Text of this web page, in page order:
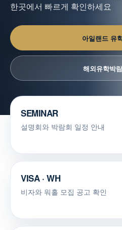
한곳에서 빠르게 확인하세요
아일랜드 유
해외유학박
SEMINAR
설명회와 박람회 일정 안내
VISA · WH
비자와 워홀 모집 공고 확인